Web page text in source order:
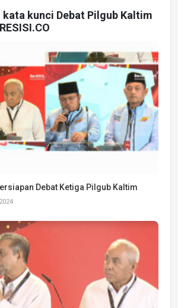
kunci Debat Pilgub Kaltim
Debat Ketiga Pilgub Kaltim